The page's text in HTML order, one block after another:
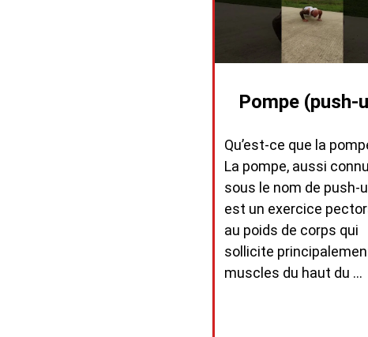
Pompe (push-
Qu’est-ce que la
La pompe, aussi
sous le nom de push-
est un exercice
au poids de corps qui
sollicite
muscles du haut du …